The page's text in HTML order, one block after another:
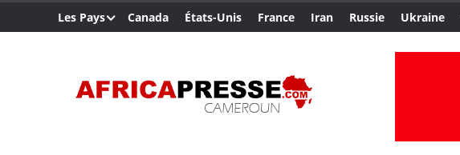
Les Pays Canada États-Unis France Iran Russie Ukraine